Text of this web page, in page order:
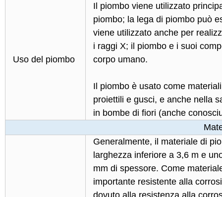
Uso del piombo
Il piombo viene utilizzato
piombo; la lega di piombo può
viene utilizzato anche per
i raggi X; il piombo e i suoi
corpo umano.
Il piombo è usato come
proiettili e gusci, e anche nella
in bombe di fiori (anche
Generalmente, il materiale di
larghezza inferiore a 3,6 m e
mm di spessore. Come
importante resistente alla
dovuto alla resistenza alla